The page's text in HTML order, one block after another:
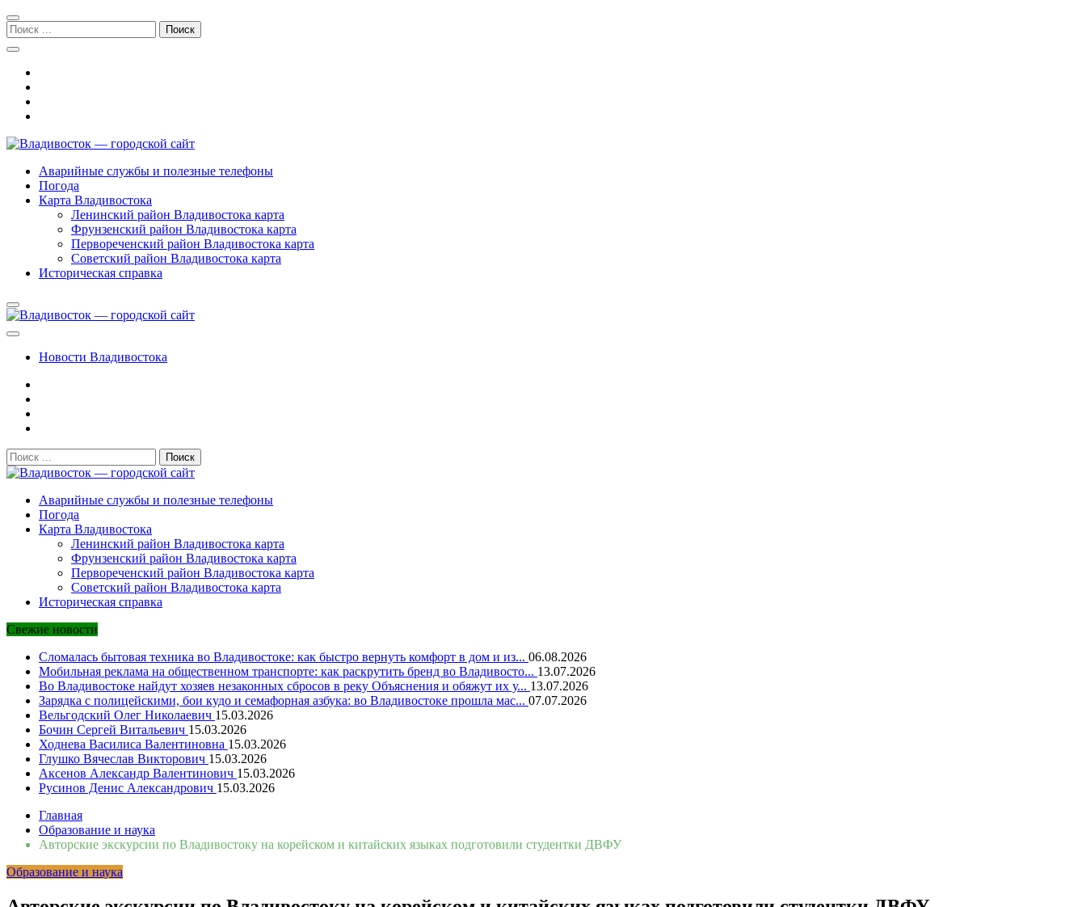
Перейти
к
навигации
Перейти
к
содержимому
Поиск:
Владивосток — городской сайт
Аварийные службы и полезные телефоны
Погода
Карта Владивостока
Ленинский район Владивостока карта
Фрунзенский район Владивостока карта
Первореченский район Владивостока карта
Советский район Владивостока карта
Историческая справка
Новости Владивостока
Поиск:
Владивосток — городской сайт
Аварийные службы и полезные телефоны
Погода
Карта Владивостока
Ленинский район Владивостока карта
Фрунзенский район Владивостока карта
Первореченский район Владивостока карта
Советский район Владивостока карта
Историческая справка
Свежие новости
Сломалась бытовая техника во Владивостоке: как быстро вернуть комфорт в дом и из... 06.08.2026
Мобильная реклама на общественном транспорте: как раскрутить бренд во Владивосто... 13.07.2026
Во Владивостоке найдут хозяев незаконных сбросов в реку Объяснения и обяжут их у... 13.07.2026
Зарядка с полицейскими, бои кудо и семафорная азбука: во Владивостоке прошла мас... 07.07.2026
Вельгодский Олег Николаевич 15.03.2026
Бочин Сергей Витальевич 15.03.2026
Ходнева Василиса Валентиновна 15.03.2026
Глушко Вячеслав Викторович 15.03.2026
Аксенов Александр Валентинович 15.03.2026
Русинов Денис Александрович 15.03.2026
Главная
Образование и наука
Авторские экскурсии по Владивостоку на корейском и китайских языках подготовили студентки ДВФУ
Образование и наука